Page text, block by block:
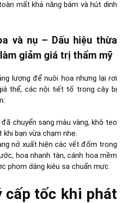
mất khả năng bám và hút dinh
và nụ – Dấu hiệu thừa
giảm giá trị thẩm mỹ
lượng để nuôi hoa nhưng lại rơi
thể, các nội tiết tố trong cây bị
chuyển sang màu vàng, khô teo
khi bạn vừa chạm nhẹ.
nở xuất hiện các vết đốm trong
hoa nhanh tàn, cánh hoa mềm
phom dáng kiêu sa chuẩn mực.
cấp tốc khi phát